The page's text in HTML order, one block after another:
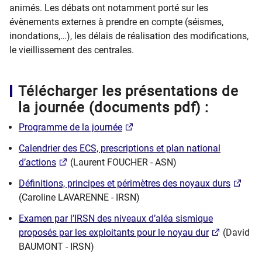
animés. Les débats ont notamment porté sur les
évènements externes à prendre en compte (séismes,
inondations,…), les délais de réalisation des modifications,
le vieillissement des centrales.
Télécharger les présentations de
la journée (documents pdf) :
Programme de la journée
Calendrier des ECS, prescriptions et plan national
d’actions
(Laurent FOUCHER - ASN)
Définitions, principes et périmètres des noyaux durs
(Caroline LAVARENNE - IRSN)
Examen par l’IRSN des niveaux d’aléa sismique
proposés par les exploitants pour le noyau dur
(David
BAUMONT - IRSN)